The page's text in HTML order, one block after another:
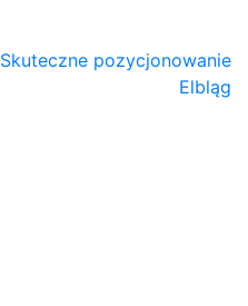
Skuteczne pozycjonowanie
Elbląg